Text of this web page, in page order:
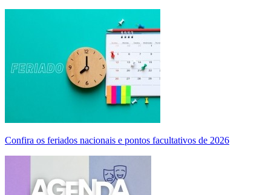
Confira os feriados nacionais e pontos facultativos de 2026